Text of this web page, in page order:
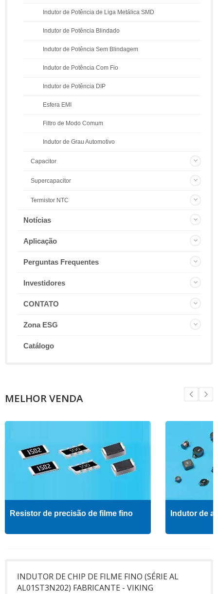
Indutor de Potência de Liga Metálica SMD
Indutor de Potência Blindado
Indutor de Potência Sem Blindagem
Indutor de Potência Com Fio
Indutor de Potência DIP
Esfera EMI
Filtro de Modo Comum
Indutor de Grau Automotivo
Capacitor
Supercapacitor
Termistor NTC
Notícias
Aplicação
Perguntas Frequentes
Investidores
CONTATO
Zona ESG
Catálogo
MELHOR VENDA
Resistor de precisão de filme fino Indutor de
INDUTOR DE CHIP DE FILME FINO (SÉRIE AL
AL01ST3N202) FABRICANTE - VIKING